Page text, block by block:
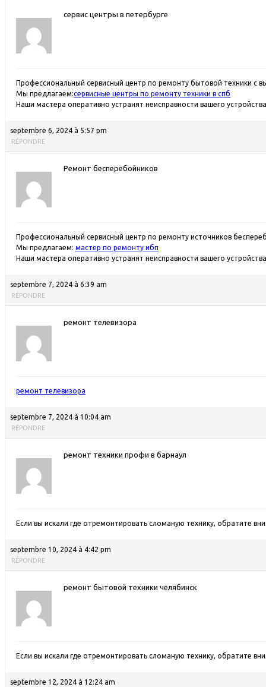
сервис центры в петербурге
Профессиональный сервисный центр по ремонту бытовой техники с
Мы предлагаем:сервисные центры по ремонту техники в спб
Наши мастера оперативно устранят неисправности вашего
septembre 6, 2024 à 5:57 pm
RÉPONDRE
Ремонт бесперебойников
Профессиональный сервисный центр по ремонту источников
Мы предлагаем: мастер по ремонту ибп
Наши мастера оперативно устранят неисправности вашего
septembre 7, 2024 à 6:39 am
RÉPONDRE
ремонт телевизора
ремонт телевизора
septembre 7, 2024 à 10:04 am
RÉPONDRE
ремонт техники профи в барнаул
Если вы искали где отремонтировать сломаную технику, обратите
septembre 10, 2024 à 4:42 pm
RÉPONDRE
ремонт бытовой техники челябинск
Если вы искали где отремонтировать сломаную технику, обратите
septembre 12, 2024 à 12:24 am